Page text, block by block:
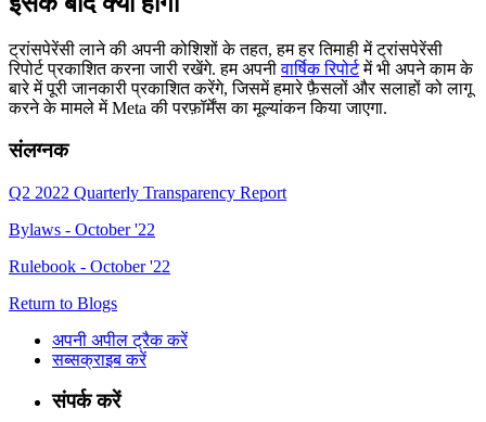
ट्रांसपेरेंसी लाने की अपनी कोशिशों के तहत, हम हर तिमाही में ट्रांसपेरेंसी
रिपोर्ट प्रकाशित करना जारी रखेंगे. हम अपनीवार्षिक रिपोर्टमें भी अपने काम के
बारे में पूरी जानकारी प्रकाशित करेंगे, जिसमें हमारे फ़ैसलों और सलाहों को लागू
करने के मामले में Meta की परफ़ॉर्मेंस का मूल्यांकन किया जाएगा.
संलग्नक
Q2 2022 Quarterly Transparency Report
Bylaws - October '22
Rulebook - October '22
Return to Blogs
अपनी अपील ट्रैक करें
सब्सक्राइब करें
संपर्क करें